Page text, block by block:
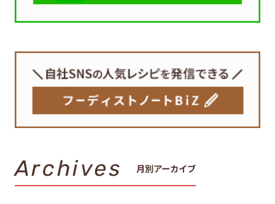
Archives 月別アーカイブ